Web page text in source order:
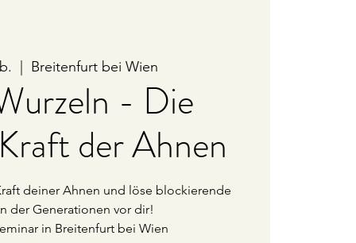
Breitenfurt bei Wien
- Die
der Ahnen
deiner Ahnen und löse blockierende
der Generationen vor dir!
in Breitenfurt bei Wien